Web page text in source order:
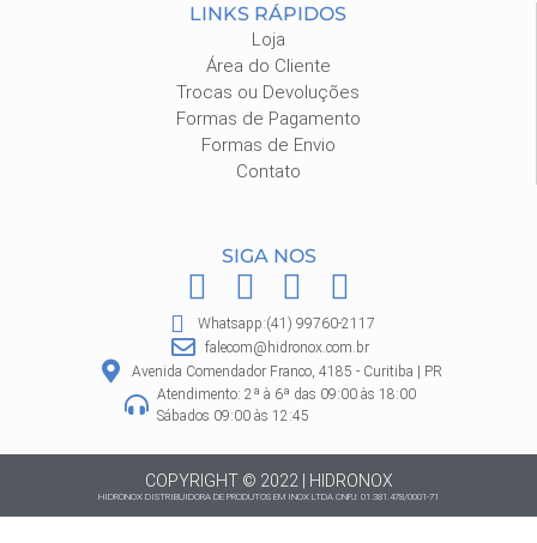
LINKS RÁPIDOS
Loja
Área do Cliente
Trocas ou Devoluções
Formas de Pagamento
Formas de Envio
Contato
SIGA NOS
F
a
c
e
b
o
o
k
I
n
s
t
a
g
r
a
P
i
n
t
e
r
e
s
W
h
a
t
a
p
p
Whatsapp:(41) 99760-2117
falecom@hidronox.com.br
Avenida Comendador Franco, 4185 - Curitiba | PR
Atendimento: 2ª à 6ª das 09:00 às 18:00
Sábados 09:00 às 12:45
COPYRIGHT © 2022 | HIDRONOX
HIDRONOX DISTRIBUIDORA DE PRODUTOS EM INOX LTDA CNPJ: 01.381.478/0001-71